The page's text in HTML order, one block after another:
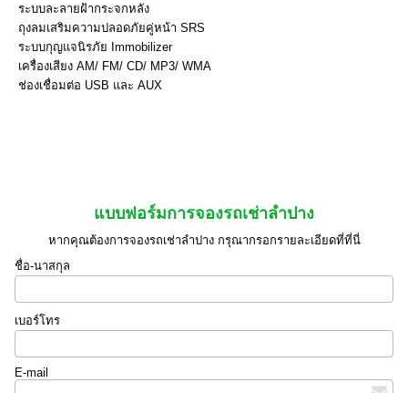
ระบบละลายฝ้ากระจกหลัง
ถุงลมเสริมความปลอดภัยคู่หน้า SRS
ระบบกุญแจนิรภัย Immobilizer
เครื่องเสียง AM/ FM/ CD/ MP3/ WMA
ช่องเชื่อมต่อ USB และ AUX
แบบฟอร์มการจองรถเช่าลำปาง
หากคุณต้องการจองรถเช่าลำปาง กรุณากรอกรายละเอียดที่ที่นี่
ชื่อ-นาสกุล
เบอร์โทร
E-mail